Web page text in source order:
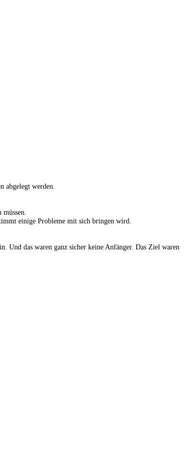
abgelegt werden.
einige Probleme mit sich bringen wird.
Und das waren ganz sicher keine Anfänger. Das Ziel waren